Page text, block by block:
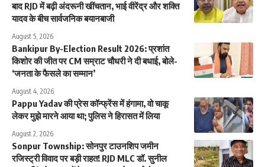
बाद RJD में बढ़ी अंदरूनी खींचतान, भाई वीरेंद्र और शक्ति
यादव के बीच सार्वजनिक बयानबाजी
August 5, 2026
Bankipur By-Election Result 2026: प्रशांत
किशोर की जीत पर CM सम्राट चौधरी ने दी बधाई, बोले-
‘जनता के फैसले का सम्मान’
August 4, 2026
Pappu Yadav की प्रेस कॉन्फ्रेंस में हंगामा, वो चाकू
लेकर मुझे मारने आया था; पुलिस ने हिरासत में लिया
August 2, 2026
Sonpur Township: सोनपुर टाउनशिप जमीन
रजिस्ट्री विवाद पर बड़ी राहत! RJD MLC डॉ. सुनील